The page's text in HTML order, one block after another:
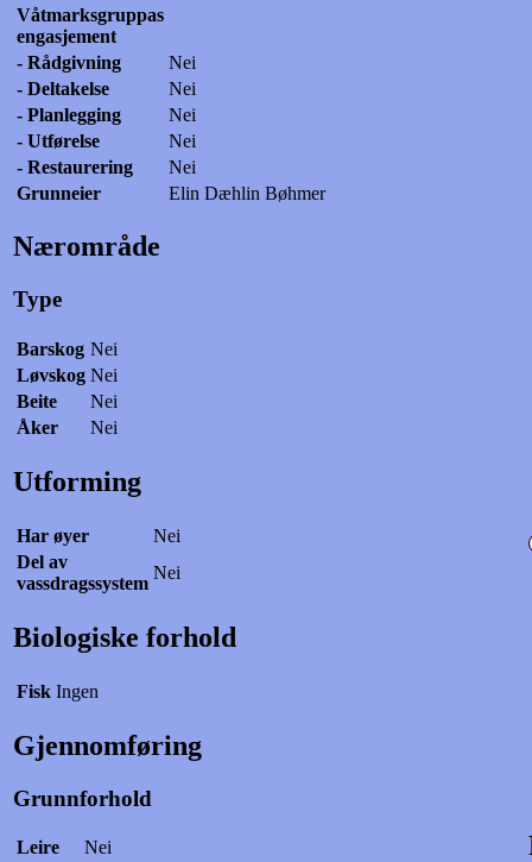
Våtmarksgruppas
engasjement
- Rådgivning
Nei
- Deltakelse
Nei
- Planlegging
Nei
- Utførelse
Nei
- Restaurering
Nei
Grunneier
Elin Dæhlin Bøhmer
Nærområde
Type
Barskog Nei
Løvskog Nei
Beite
Nei
Åker
Nei
Utforming
Har øyer
Nei
Del av
vassdragssystem
Nei
Biologiske forhold
Fisk Ingen
Gjennomføring
Grunnforhold
Leire
Nei